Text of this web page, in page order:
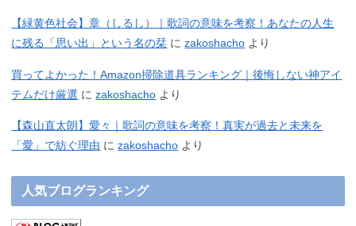
【緑黄色社会】章（しるし）｜歌詞の意味を考察！あなたの人生
に残る「思い出」という名の栞 にzakoshacho より
買ってよかった！Amazon掃除道具ランキング｜後悔しない神アイ
テムだけ厳選 にzakoshacho より
【森山直太朗】愛々｜歌詞の意味を考察！真実が過去と未来を
「愛」で紡ぐ理由 にzakoshacho より
人気ブログランキング